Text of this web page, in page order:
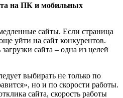
на ПК и мобильных
сайты. Если страница
уйти на сайт конкурентов.
сайта – одна из целей
выбирать не только по
но и по скорости работы.
сайта, скорость работы